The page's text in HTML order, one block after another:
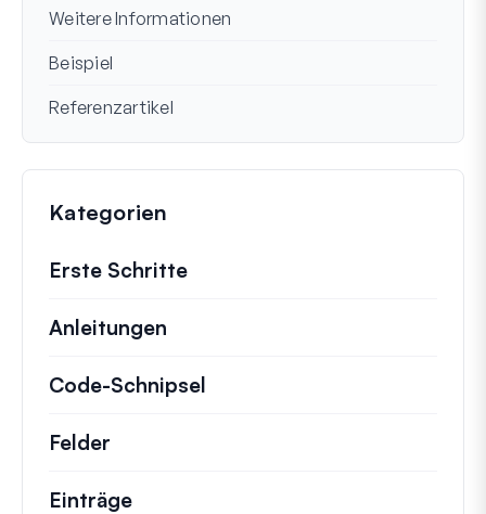
Weitere Informationen
Beispiel
Referenzartikel
Kategorien
Erste Schritte
Anleitungen
Code-Schnipsel
Felder
Einträge